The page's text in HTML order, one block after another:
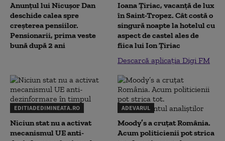
Anunțul lui Nicușor Dan
deschide calea spre
creșterea pensiilor.
Pensionarii, prima veste
bună după 2 ani
Ioana Țiriac, vacanță de lux
în Saint-Tropez. Cât costă o
singură noapte la hotelul cu
aspect de castel ales de
fiica lui Ion Țiriac
Descarcă aplicația Digi FM
EDITIADEDIMINEATA.RO
Niciun stat nu a activat
mecanismul UE anti-
ADEVARUL
Moody’s a cruțat România.
Acum politicienii pot strica